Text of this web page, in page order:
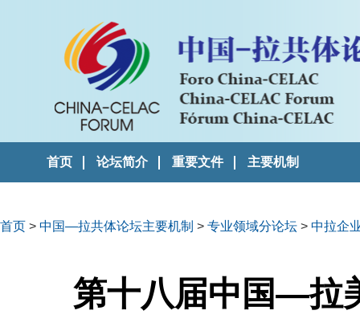
首页 论坛简介 重要文件 主要机制
首页 > 中国—拉共体论坛主要机制 > 专业领域分论坛 > 中拉企
第十八届中国—拉